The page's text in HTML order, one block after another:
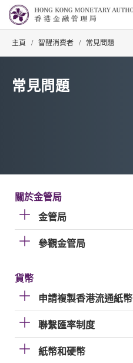
主頁 / 智醒消費者 / 常見問題
常見問題
關於金管局
金管局
參觀金管局
貨幣
申請複製香港流通紙幣
聯繫匯率制度
紙幣和硬幣